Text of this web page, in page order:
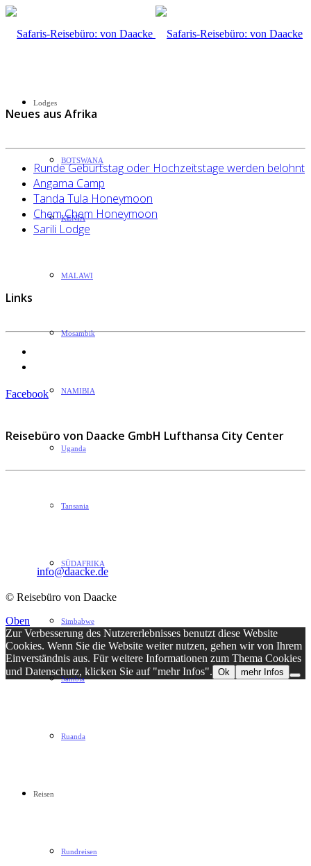
Lodges
BOTSWANA
KENIA
MALAWI
Mosambik
NAMIBIA
Uganda
Tansania
SÜDAFRIKA
Simbabwe
Sambia
Ruanda
Reisen
Rundreisen
Neues aus Afrika
Runde Geburtstag oder Hochzeitstage werden belohnt
Angama Camp
Tanda Tula Honeymoon
Chem Chem Honeymoon
Sarili Lodge
Links
Facebook
Reisebüro von Daacke GmbH Lufthansa City Center
D-22609 Hamburg
info@daacke.de
© Reisebüro von Daacke
Oben
Zur Verbesserung des Nutzererlebnisses benutzt diese Website
Cookies. Wenn Sie die Website weiter nutzen, gehen wir von Ihrem
Einverständnis aus. Für weitere Informationen zum Thema Cookies
und Datenschutz, klicken Sie auf "mehr Infos". Ok mehr Infos